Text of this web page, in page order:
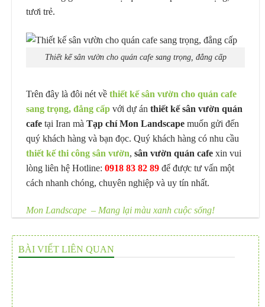
tươi trẻ.
Thiết kế sân vườn cho quán cafe sang trọng, đẳng cấp
Trên đây là đôi nét về thiết kế sân vườn cho quán cafe
sang trọng, đẳng cấp với dự án thiết kế sân vườn quán
cafe tại Iran mà Tạp chí Mon Landscape muốn gửi đến
quý khách hàng và bạn đọc. Quý khách hàng có nhu cầu
thiết kế thi công sân vườn, sân vườn quán cafe xin vui
lòng liên hệ Hotline: 0918 83 82 89 để được tư vấn một
cách nhanh chóng, chuyên nghiệp và uy tín nhất.
Mon Landscape – Mang lại màu xanh cuộc sống!
BÀI VIẾT LIÊN QUAN